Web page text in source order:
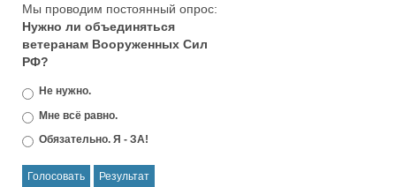
Мы проводим постоянный опрос:
Нужно ли объединяться
ветеранам Вооруженных Сил
РФ?
Не нужно.
Мне всё равно.
Обязательно. Я - ЗА!